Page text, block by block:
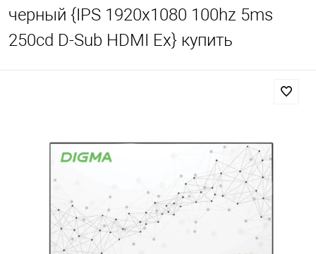
черный {IPS 1920x1080 100hz 5ms
250cd D-Sub HDMI Ex} купить